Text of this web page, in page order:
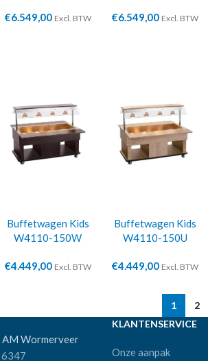
€6.549,00 Excl. BTW €6.549,00 Excl. BTW
Buffetwagen Kids
W4110-150W
€4.449,00 Excl. BTW
Buffetwagen Kids
W4110-150U
€4.449,00 Excl. BTW
1 2
Wormerveer
KLANTENSERVICE
Onze aanpak